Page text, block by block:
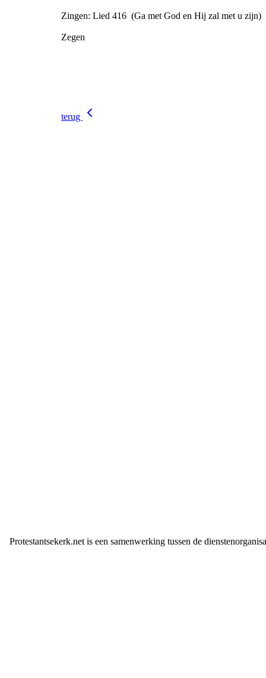
Zingen: Lied 416 (Ga met God en Hij zal met u zijn)
Zegen
terug
Protestantsekerk.net is een samenwerking tussen de